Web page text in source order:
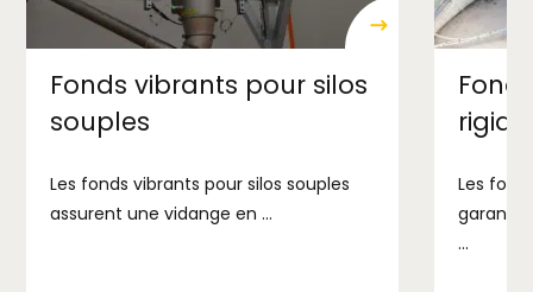
Fonds vibrants pour silos
souples
Les fonds vibrants pour silos souples
assurent une vidange en ...
rigide
Les
...